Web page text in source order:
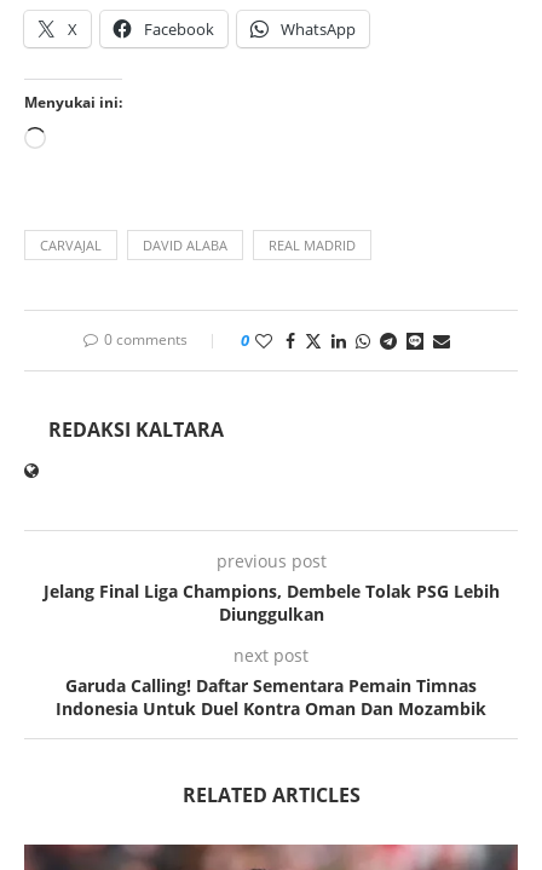
X Facebook WhatsApp
Menyukai ini:
CARVAJAL DAVID ALABA REAL MADRID
0 comments 0
REDAKSI KALTARA
previous post
Jelang Final Liga Champions, Dembele Tolak PSG Lebih
Diunggulkan
next post
Garuda Calling! Daftar Sementara Pemain Timnas
Indonesia Untuk Duel Kontra Oman Dan Mozambik
RELATED ARTICLES